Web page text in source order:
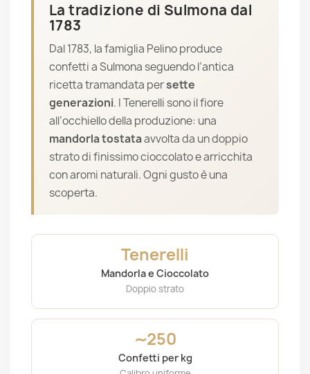
La tradizione di Sulmona dal
1783
Dal 1783, la famiglia Pelino produce
confetti a Sulmona seguendo l’antica
ricetta tramandata persette
generazioni. I Tenerelli sono il fiore
all’occhiello della produzione: una
mandorla tostataavvolta da un doppio
strato di finissimo cioccolato e arricchita
con aromi naturali. Ogni gusto è una
scoperta.
Tenerelli
Mandorla e Cioccolato
Doppio strato
∼250
Confetti per kg